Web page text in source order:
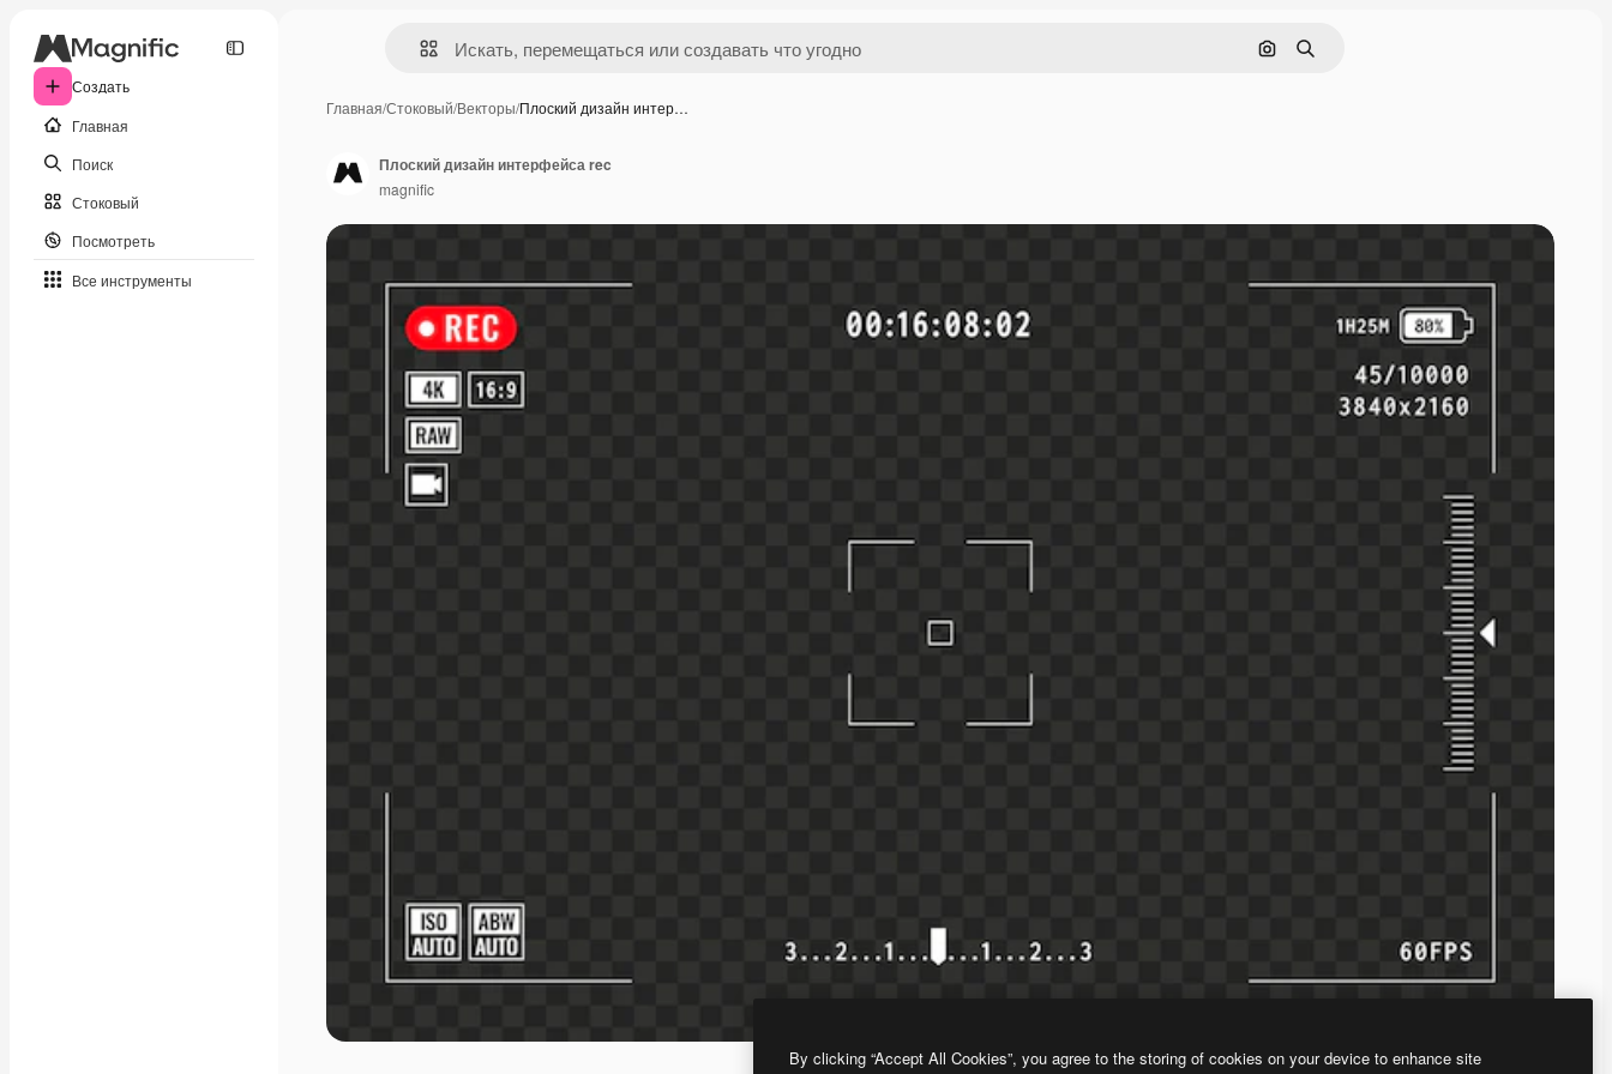
Создать
Главная
Поиск
Стоковый
Посмотреть
Все инструменты
Поиск по изображению
Поиск
Главная/Стоковый/Векторы/Плоский дизайн интер…
Плоский дизайн интерфейса rec
magnific
By clicking “Accept All Cookies”, you agree to the storing of cookies on your device to enhance site